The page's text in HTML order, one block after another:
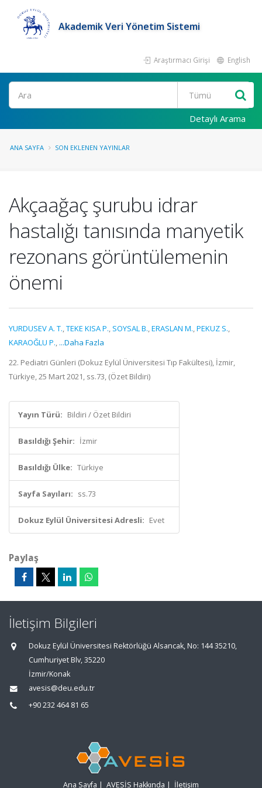
Akademik Veri Yönetim Sistemi
Araştırmacı Girişi English
Ara
Detaylı Arama
ANA SAYFA SON EKLENEN YAYINLAR
Akçaağaç şurubu idrar
hastalığı tanısında manyetik
rezonans görüntülemenin
önemi
YURDUSEV A. T.,TEKE KISA P., SOYSAL B.,ERASLAN M.,PEKUZ S.,
KARAOĞLU P., ...Daha Fazla
22. Pediatri Günleri (Dokuz Eylül Üniversitesi Tıp Fakültesi), İzmir,
Türkiye, 25 Mart 2021, ss.73, (Özet Bildiri)
Yayın Türü: Bildiri / Özet Bildiri
Basıldığı Şehir: İzmir
Basıldığı Ülke: Türkiye
Sayfa Sayıları: ss.73
Dokuz Eylül Üniversitesi Adresli: Evet
Paylaş
İletişim Bilgileri
Dokuz Eylül Üniversitesi Rektörlüğü Alsancak, No: 144 35210,
Cumhuriyet Blv, 35220
İzmir/Konak
avesis@deu.edu.tr
+90 232 464 81 65
Ana Sayfa | AVESİS Hakkında | İletişim